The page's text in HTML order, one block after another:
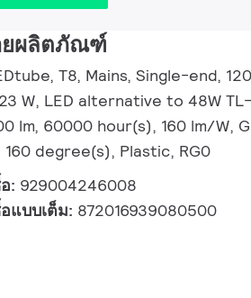
ยผลิตภัณฑ์
T8, Mains, Single-end,
W, LED alternative to 48W
lm, 60000 hour(s), 160 lm/W,
160 degree(s), Plastic, RG0
: 929004246008
แบบเต็ม: 872016939080500